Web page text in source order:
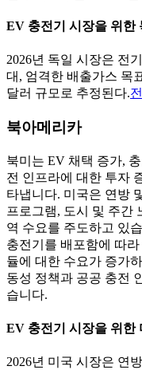
EV 충전기 시장을 위한
2026년 독일 시장은 전
대, 엄격한 배출가스 목
달러 규모로 추정된다.
북아메리카
북미는 EV 채택 증가,
전 인프라에 대한 투자
타냅니다. 미국은 연방
프로그램, 도시 및 주간
역 수요를 주도하고 있
충전기를 배포함에 따
듈에 대한 수요가 증가
동성 정책과 공공 충전
습니다.
EV 충전기 시장을 위한
2026년 미국 시장은 연